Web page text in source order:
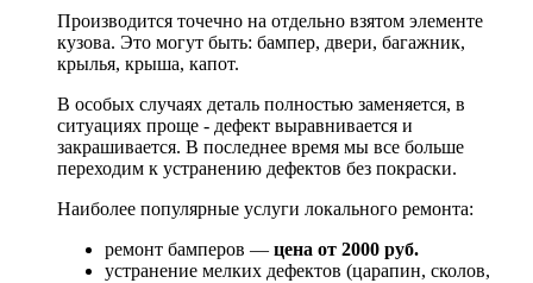
Производится точечно на отдельно взятом элементе
кузова. Это могут быть: бампер, двери, багажник,
крылья, крыша, капот.
В особых случаях деталь полностью заменяется, в
ситуациях проще - дефект выравнивается и
закрашивается. В последнее время мы все больше
переходим к устранению дефектов без покраски.
Наиболее популярные услуги локального ремонта:
ремонт бамперов — цена от 2000 руб.
устранение мелких дефектов (царапин, сколов,